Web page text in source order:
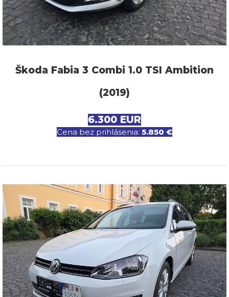
Škoda Fabia 3 Combi 1.0 TSI Ambition
(2019)
6.300 EUR
Cena bez prihlásenia: 5.850 €